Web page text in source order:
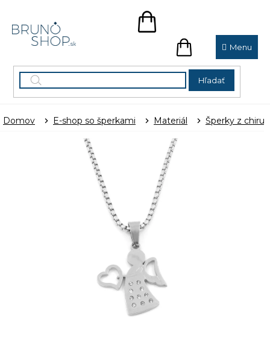
obsah
Hľadať
NÁKUPNÝ
NÁKUPNÝ
KOŠÍK
Domov E-shop so šperkami Materiál Šperky z